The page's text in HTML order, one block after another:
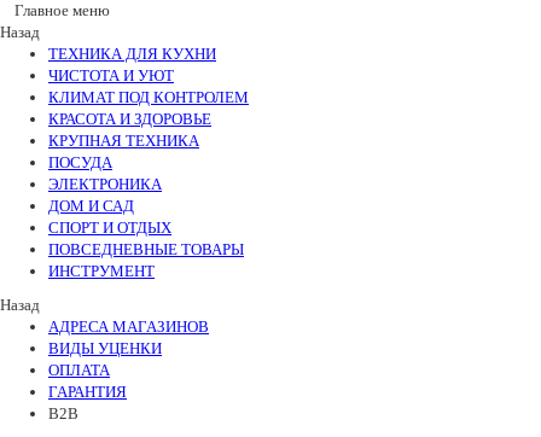
Главное меню
Назад
ТЕХНИКА ДЛЯ КУХНИ
ЧИСТОТА И УЮТ
КЛИМАТ ПОД КОНТРОЛЕМ
КРАСОТА И ЗДОРОВЬЕ
КРУПНАЯ ТЕХНИКА
ПОСУДА
ЭЛЕКТРОНИКА
ДОМ И САД
СПОРТ И ОТДЫХ
ПОВСЕДНЕВНЫЕ ТОВАРЫ
ИНСТРУМЕНТ
Назад
АДРЕСА МАГАЗИНОВ
ВИДЫ УЦЕНКИ
ОПЛАТА
ГАРАНТИЯ
B2B